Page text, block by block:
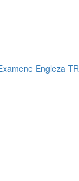
Engleza